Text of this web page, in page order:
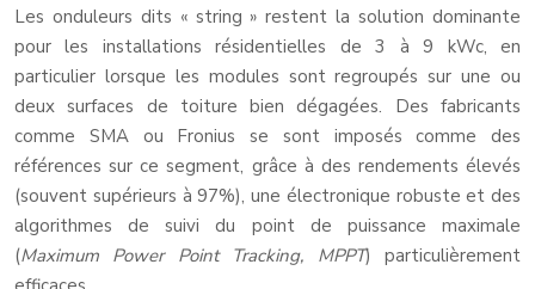
Les onduleurs dits « string » restent la solution dominante
pour les installations résidentielles de 3 à 9 kWc, en
particulier lorsque les modules sont regroupés sur une ou
deux surfaces de toiture bien dégagées. Des fabricants
comme SMA ou Fronius se sont imposés comme des
références sur ce segment, grâce à des rendements élevés
(souvent supérieurs à 97%), une électronique robuste et des
algorithmes de suivi du point de puissance maximale
(Maximum Power Point Tracking, MPPT) particulièrement